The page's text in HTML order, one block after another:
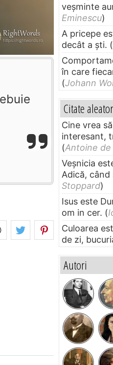
veşminte
Eminescu)
A pricepe
decât a ști. (
în care
(Johann
Citate aleator
Cine vrea
interesant,
(Antoine de
Veșnicia
Adică, când
Stoppard)
Isus este
om in cer. (
Culoarea
de zi,
Autori